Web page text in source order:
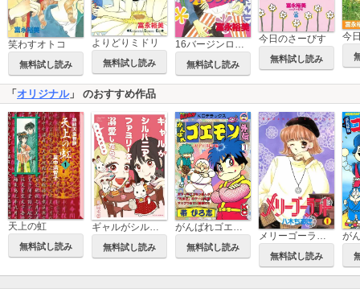
笑わすオトコ
無料試し読み
よりどりミドリ
無料試し読み
16バージンロード
無料試し読み
今日のさーびす
無料試し読み
「 オリジナル」 のおすすめ作品
天上の虹
無料試し読み 無料試し読み
がんばれゴエモン外伝
無料試し読み
無料試し読み